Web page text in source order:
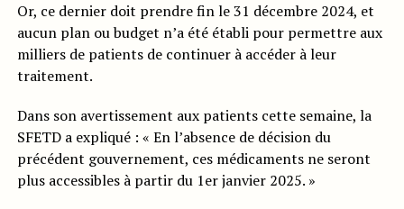
Or, ce dernier doit prendre fin le 31 décembre 2024, et
aucun plan ou budget n’a été établi pour permettre aux
milliers de patients de continuer à accéder à leur
traitement.
Dans son avertissement aux patients cette semaine, la
SFETD a expliqué : « En l’absence de décision du
précédent gouvernement, ces médicaments ne seront
plus accessibles à partir du 1er janvier 2025. »